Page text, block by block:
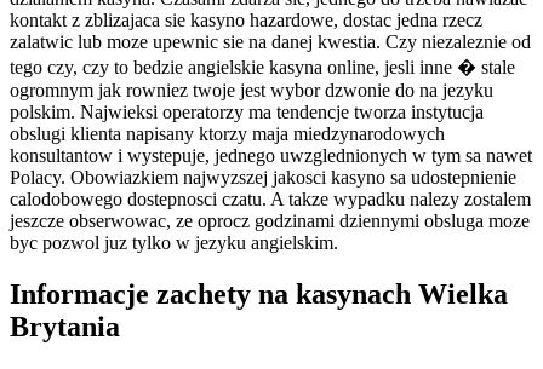
kontakt z zblizajaca sie kasyno hazardowe, dostac jedna rzecz
zalatwic lub moze upewnic sie na danej kwestia. Czy niezaleznie od
tego czy, czy to bedzie angielskie kasyna online, jesli inne � stale
ogromnym jak rowniez twoje jest wybor dzwonie do na jezyku
polskim. Najwieksi operatorzy ma tendencje tworza instytucja
obslugi klienta napisany ktorzy maja miedzynarodowych
konsultantow i wystepuje, jednego uwzglednionych w tym sa nawet
Polacy. Obowiazkiem najwyzszej jakosci kasyno sa udostepnienie
calodobowego dostepnosci czatu. A takze wypadku nalezy zostalem
jeszcze obserwowac, ze oprocz godzinami dziennymi obsluga moze
byc pozwol juz tylko w jezyku angielskim.
Informacje zachety na kasynach Wielka
Brytania